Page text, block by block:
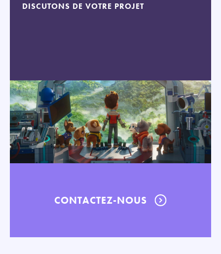
DISCUTONS DE VOTRE PROJET
CONTACTEZ-NOUS